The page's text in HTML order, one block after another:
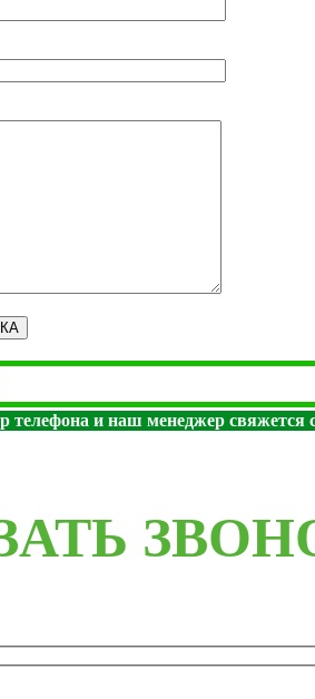
телефона и наш менеджер свяжется